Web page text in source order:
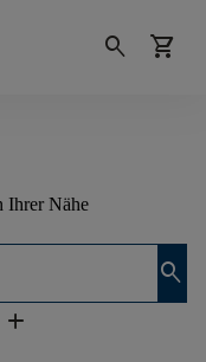
search shopping_cart
Ihrer Nähe
search
add